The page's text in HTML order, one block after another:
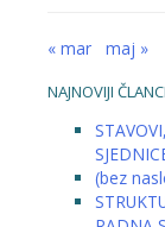
« mar maj »
NAJNOVIJI ČLANCI
(bez